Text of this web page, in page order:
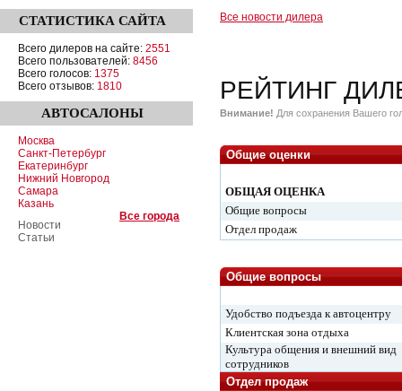
СТАТИСТИКА САЙТА
Всего дилеров на сайте: 2551
Всего пользователей: 8456
Всего голосов: 1375
Всего отзывов: 1810
АВТОСАЛОНЫ
Москва
Санкт-Петербург
Екатеринбург
Нижний Новгород
Самара
Казань
Все города
Новости
Статьи
Все новости дилера
РЕЙТИНГ
Внимание! Для сохранения Вашего
Общие оценки
ОБЩАЯ ОЦЕНКА
Общие вопросы
Отдел продаж
Общие вопросы
Удобство подъезда к автоцентру
Клиентская зона отдыха
Культура общения и внешний вид
сотрудников
Отдел продаж